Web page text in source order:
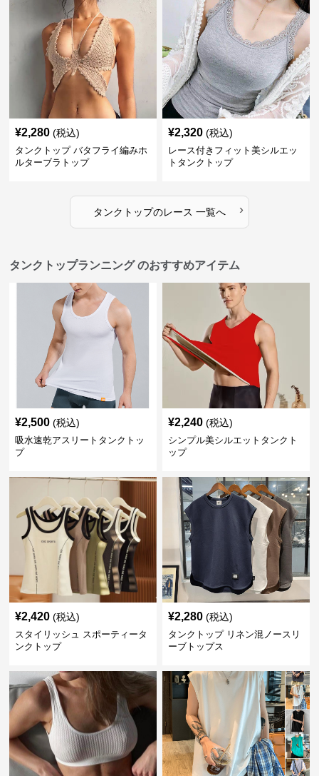
¥2,280 (税込)
タンクトップ バタフライ編みホ
ルターブラトップ
¥2,320 (税込)
レース付きフィット美シルエッ
トタンクトップ
タンクトップのレース 一覧へ ›
タンクトップランニング のおすすめアイテム
¥2,500 (税込)
吸水速乾アスリートタンクトッ
プ
¥2,240 (税込)
シンプル美シルエットタンクト
ップ
¥2,420 (税込)
スタイリッシュ スポーティータ
ンクトップ
¥2,280 (税込)
タンクトップ リネン混ノースリ
ーブトップス